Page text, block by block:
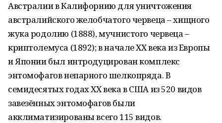
Австралии в Калифорнию для уничтожения
австралийского желобчатого червеца – хищного
жука родолию (1888), мучнистого червеца –
криптолемуса (1892); в начале ХХ века из Европы
и Японии был интродуцирован комплекс
энтомофагов непарного шелкопряда. В
семидесятых годах ХХ века в США из 520 видов
завезённых энтомофагов были
акклиматизированы всего 115 видов.